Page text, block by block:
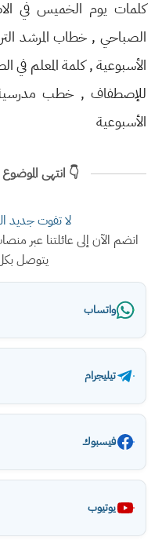
كلمات يوم الخميس في
الصباحي , خطاب المرشد
الأسبوعية , كلمة المعلم في
للإصطفاف , خطب
الأسبوعية
👇 انتهى
لا تفوت جديد
انضم الآن إلى عائلتنا عبر
يتوصل
واتساب
تيليجرام
فيسبوك
يوتيوب